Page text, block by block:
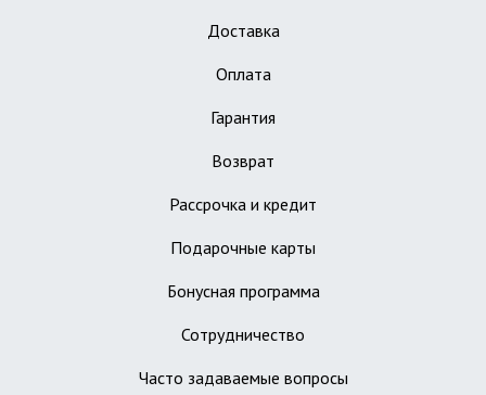
Доставка
Оплата
Гарантия
Возврат
Рассрочка и кредит
Подарочные карты
Бонусная программа
Сотрудничество
Часто задаваемые вопросы